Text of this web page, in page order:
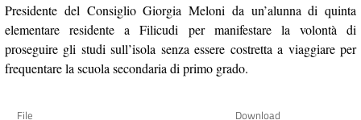
Presidente del Consiglio Giorgia Meloni da un’alunna di quinta
elementare residente a Filicudi per manifestare la volontà di
proseguire gli studi sull’isola senza essere costretta a viaggiare per
frequentare la scuola secondaria di primo grado.
File Download